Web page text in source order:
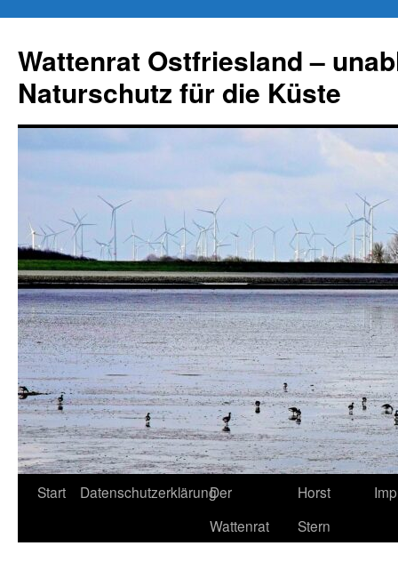
springen
Wattenrat Ostfriesland –
Naturschutz für die Küste
Start DatenschutzerklärungDer
Wattenrat
Horst
Stern